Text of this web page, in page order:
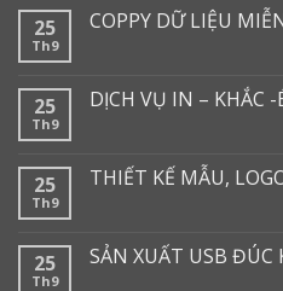
25
Th9
COPPY DỮ LIỆU
25
Th9
DỊCH VỤ IN – KHẮC
25
Th9
THIẾT KẾ MẪU,
25
Th9
SẢN XUẤT USB ĐÚC